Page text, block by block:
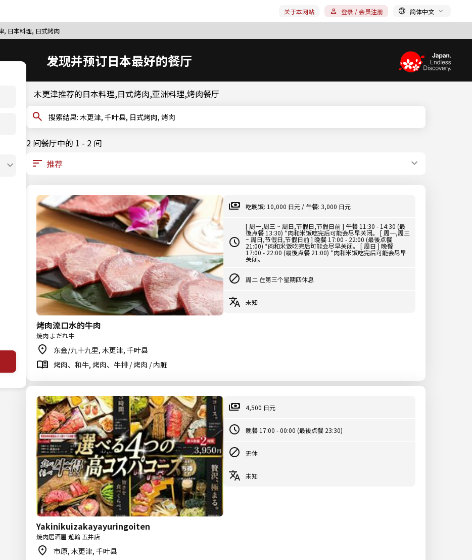
, 日本料理, 日式烤肉
关于本网站 登录 / 会员注册 简体中文
发现并预订日本最好的餐厅
木更津推荐的日本料理,日式烤肉,亚洲料理,烤肉餐厅
搜索结果: 木更津, 千叶县, 日式烤肉, 烤肉
2 间餐厅中的 1 - 2 间
烤肉流口水的牛肉
焼肉 よだれ牛
东金/九十九里, 木更津, 千叶县
烤肉、和牛, 烤肉、牛排 / 烤肉 / 内脏
吃晚饭: 10,000 日元 / 午餐: 3,000 日元
[ 周一,周三 ~ 周日,节假日,节假日前 ] 午餐 11:30 - 14:30 (最
後点餐 13:30) *肉和米饭吃完后可能会尽早关闭。 [ 周一,周三
~ 周日,节假日,节假日前 ] 晚餐 17:00 - 22:00 (最後点餐
21:00) *肉和米饭吃完后可能会尽早关闭。 [ 周日 ] 晚餐
17:00 - 22:00 (最後点餐 21:00) *肉和米饭吃完后可能会尽早
关闭。
周二 在第三个星期四休息
未知
Yakinikuizakayayuringoiten
焼肉居酒屋 遊輪 五井店
市原, 木更津, 千叶县
4,500 日元
晚餐 17:00 - 00:00 (最後点餐 23:30)
无休
未知